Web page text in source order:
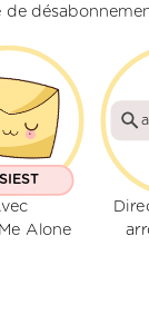
de
Alone